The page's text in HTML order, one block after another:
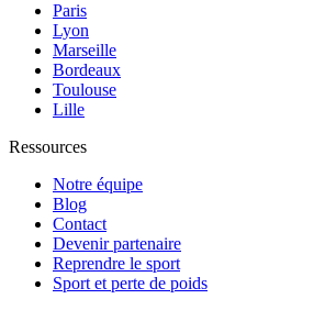
Paris
Lyon
Marseille
Bordeaux
Toulouse
Lille
Ressources
Notre équipe
Blog
Contact
Devenir partenaire
Reprendre le sport
Sport et perte de poids